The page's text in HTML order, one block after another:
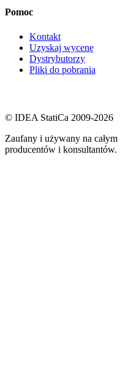
Pomoc
Kontakt
Uzyskaj wycenę
Dystrybutorzy
Pliki do pobrania
© IDEA StatiCa 2009-2026
Zaufany i używany na
producentów i konsultantów.